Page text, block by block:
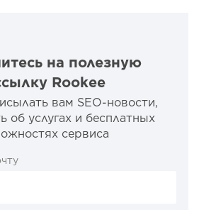
на полезную
Rookee
вам SEO-новости,
об услугах и бесплатных
сервиса